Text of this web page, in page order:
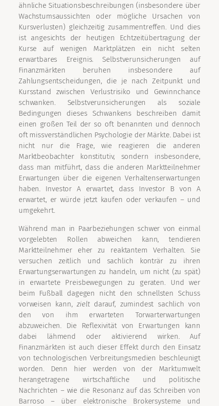
ähnliche Situationsbeschreibungen (insbesondere über
Wachstumsaussichten oder mögliche Ursachen von
Kursverlusten) gleichzeitig zusammentreffen. Und dies
ist angesichts der heutigen Echtzeitübertragung der
Kurse auf wenigen Marktplätzen ein nicht selten
erwartbares Ereignis. Selbstverunsicherungen auf
Finanzmärkten beruhen insbesondere auf
Zahlungsentscheidungen, die je nach Zeitpunkt und
Kursstand zwischen Verlustrisiko und Gewinnchance
schwanken. Selbstverunsicherungen als soziale
Bedingungen dieses Schwankens beschreiben damit
einen großen Teil der so oft benannten und dennoch
oft missverständlichen Psychologie der Märkte. Dabei ist
nicht nur die Frage, wie reagieren die anderen
Marktbeobachter konstitutiv, sondern insbesondere,
dass man mitführt, dass die anderen Marktteilnehmer
Erwartungen über die eigenen Verhaltenserwartungen
haben. Investor A erwartet, dass Investor B von A
erwartet, er würde jetzt kaufen oder verkaufen – und
umgekehrt.
Während man in Paarbeziehungen schwer von einmal
vorgelebten Rollen abweichen kann, tendieren
Marktteilnehmer eher zu reaktantem Verhalten. Sie
versuchen zeitlich und sachlich konträr zu ihren
Erwartungserwartungen zu handeln, um nicht (zu spät)
in erwartete Preisbewegungen zu geraten. Und wer
beim Fußball dagegen nicht den schnellsten Schuss
vorweisen kann,zieltdarauf, zumindest sachlich von
den von ihm erwarteten Torwarterwartungen
abzuweichen. Die Reflexivität von Erwartungen kann
dabei lähmend oder aktivierend wirken. Auf
Finanzmärkten ist auch dieser Effekt durch den Einsatz
von technologischen Verbreitungsmedien beschleunigt
worden. Denn hier werden von der Marktumwelt
herangetragene wirtschaftliche und politische
Nachrichten – wie die Resonanz auf das Schreiben von
Barroso – über elektronische Brokersysteme und